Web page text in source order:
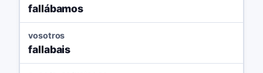
fallábamos
vosotros
fallabais